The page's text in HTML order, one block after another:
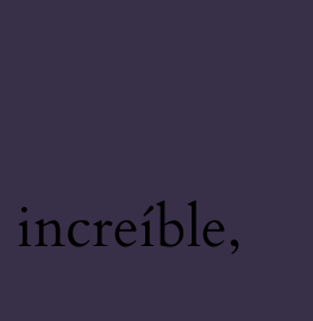
increíble,